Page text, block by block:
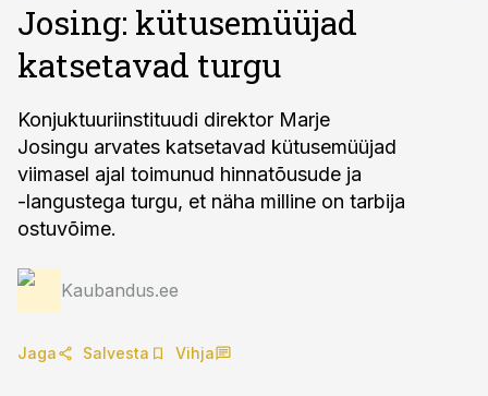
Josing: kütusemüüjad
katsetavad turgu
Konjuktuuriinstituudi direktor Marje
Josingu arvates katsetavad kütusemüüjad
viimasel ajal toimunud hinnatõusude ja
-langustega turgu, et näha milline on tarbija
ostuvõime.
Kaubandus.ee
Jaga Salvesta Vihja